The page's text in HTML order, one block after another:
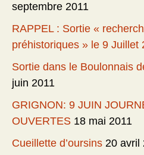
septembre 2011
RAPPEL : Sortie «
préhistoriques » le 9 Juillet
Sortie dans le Boulonnais
juin 2011
GRIGNON: 9 JUIN
OUVERTES 18 mai 2011
Cueillette d’oursins 20 avril